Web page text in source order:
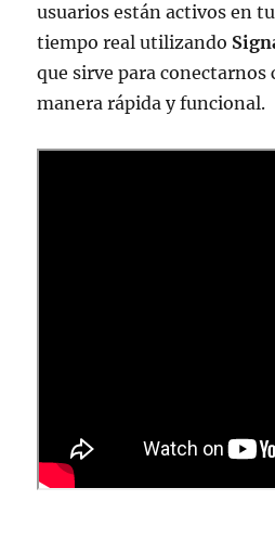
usuarios están activos en
tiempo real utilizando
que sirve para conectarnos
manera rápida y funcional.